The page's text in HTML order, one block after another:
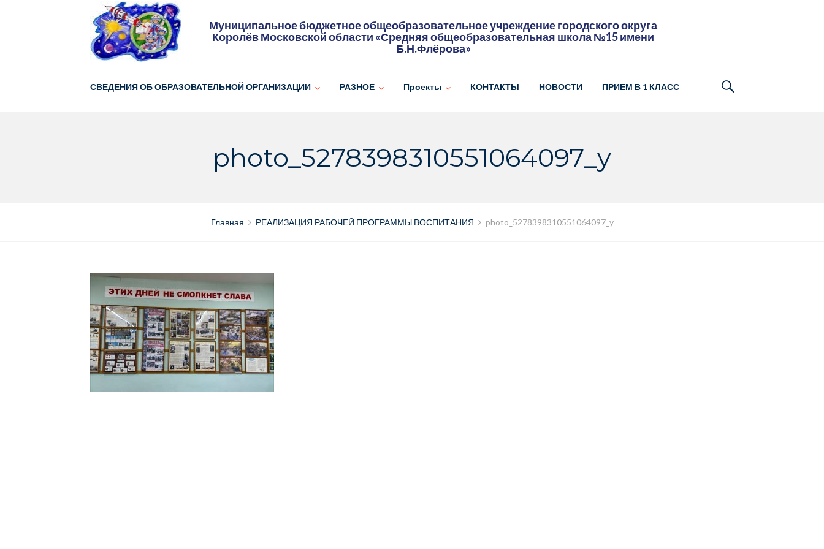
Муниципальное бюджетное общеобразовательное учреждение городского округа
Королёв Московской области «Средняя общеобразовательная школа №15 имени
Б.Н.Флёрова»
СВЕДЕНИЯ ОБ ОБРАЗОВАТЕЛЬНОЙ ОРГАНИЗАЦИИ РАЗНОЕ Проекты КОНТАКТЫ НОВОСТИ ПРИЕМ В 1 КЛАСС
photo_5278398310551064097_y
Главная РЕАЛИЗАЦИЯ РАБОЧЕЙ ПРОГРАММЫ ВОСПИТАНИЯ photo_5278398310551064097_y